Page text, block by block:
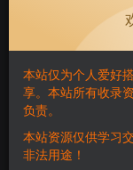
此内容为付费阅读
本站仅为个人爱好
享。本站所有收录
负责。
本站资源仅供学习
非法用途！